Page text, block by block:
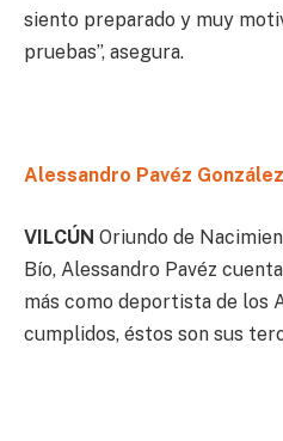
siento preparado y muy
pruebas”, asegura.
Alessandro Pavéz
VILCÚN Oriundo de
Bío, Alessandro Pavéz
más como deportista de los
cumplidos, éstos son sus